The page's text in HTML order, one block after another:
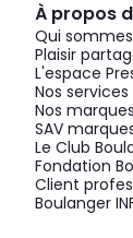
À propos
Qui
Plaisir
L'espace
Nos services
Nos
SAV
Le Club
Fondation
Client
Boulanger